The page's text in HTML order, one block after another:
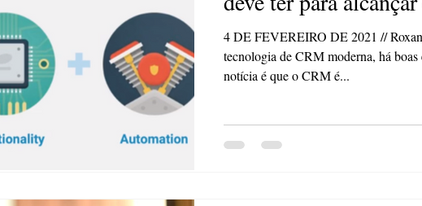
4 DE FEVEREIRO DE 2021 //
tecnologia de CRM moderna, há
notícia é que o CRM é...